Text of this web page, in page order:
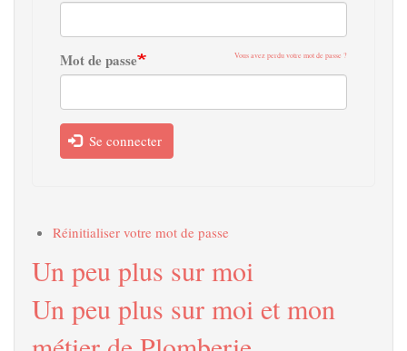
Mot de passe Vous avez perdu votre mot de passe ?
Se connecter
Réinitialiser votre mot de passe
Un peu plus sur moi
Un peu plus sur moi et mon